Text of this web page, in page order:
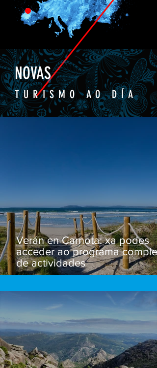
NOVAS
TURISMO AO DÍA
Verán en Carnota: xa podes
acceder ao programa
de actividades